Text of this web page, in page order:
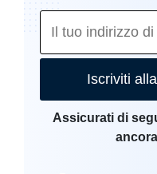
Iscriviti
Assicurati di